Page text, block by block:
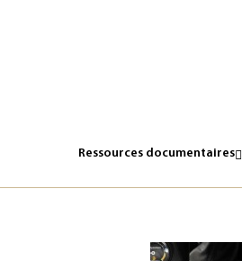
Ressources documentaires